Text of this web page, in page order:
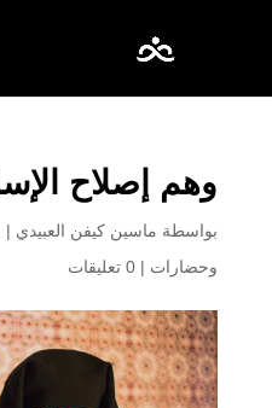
وهم إصلاح
بواسطة ماسين كيفن العبيدي |
وحضارات | 0 تعليقات